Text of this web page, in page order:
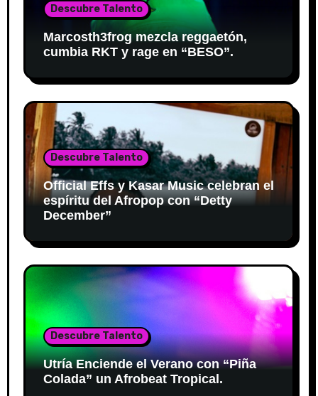
Descubre Talento
Marcosth3frog mezcla reggaetón,
cumbia RKT y rage en “BESO”.
Descubre Talento
Official Effs y Kasar Music celebran el
espíritu del Afropop con “Detty
December”
Descubre Talento
Utría Enciende el Verano con “Piña
Colada” un Afrobeat Tropical.